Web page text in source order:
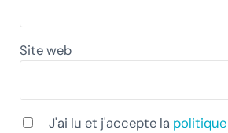
Site web
J'ai lu et j'accepte la